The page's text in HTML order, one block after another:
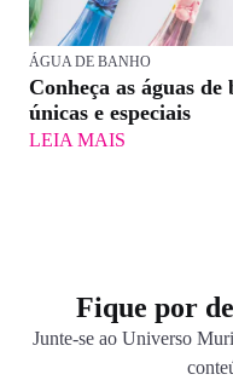
ÁGUA DE BANHO
Conheça as águas
únicas e especiais
LEIA MAIS
Fique por
Junte-se ao Universo